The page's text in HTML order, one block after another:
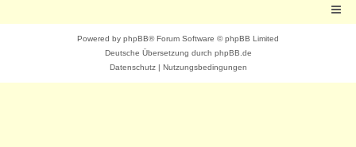
Powered by phpBB® Forum Software © phpBB Limited
Deutsche Übersetzung durch phpBB.de
Datenschutz| Nutzungsbedingungen